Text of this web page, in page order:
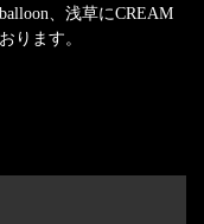
、浅草にCREAM
ります。